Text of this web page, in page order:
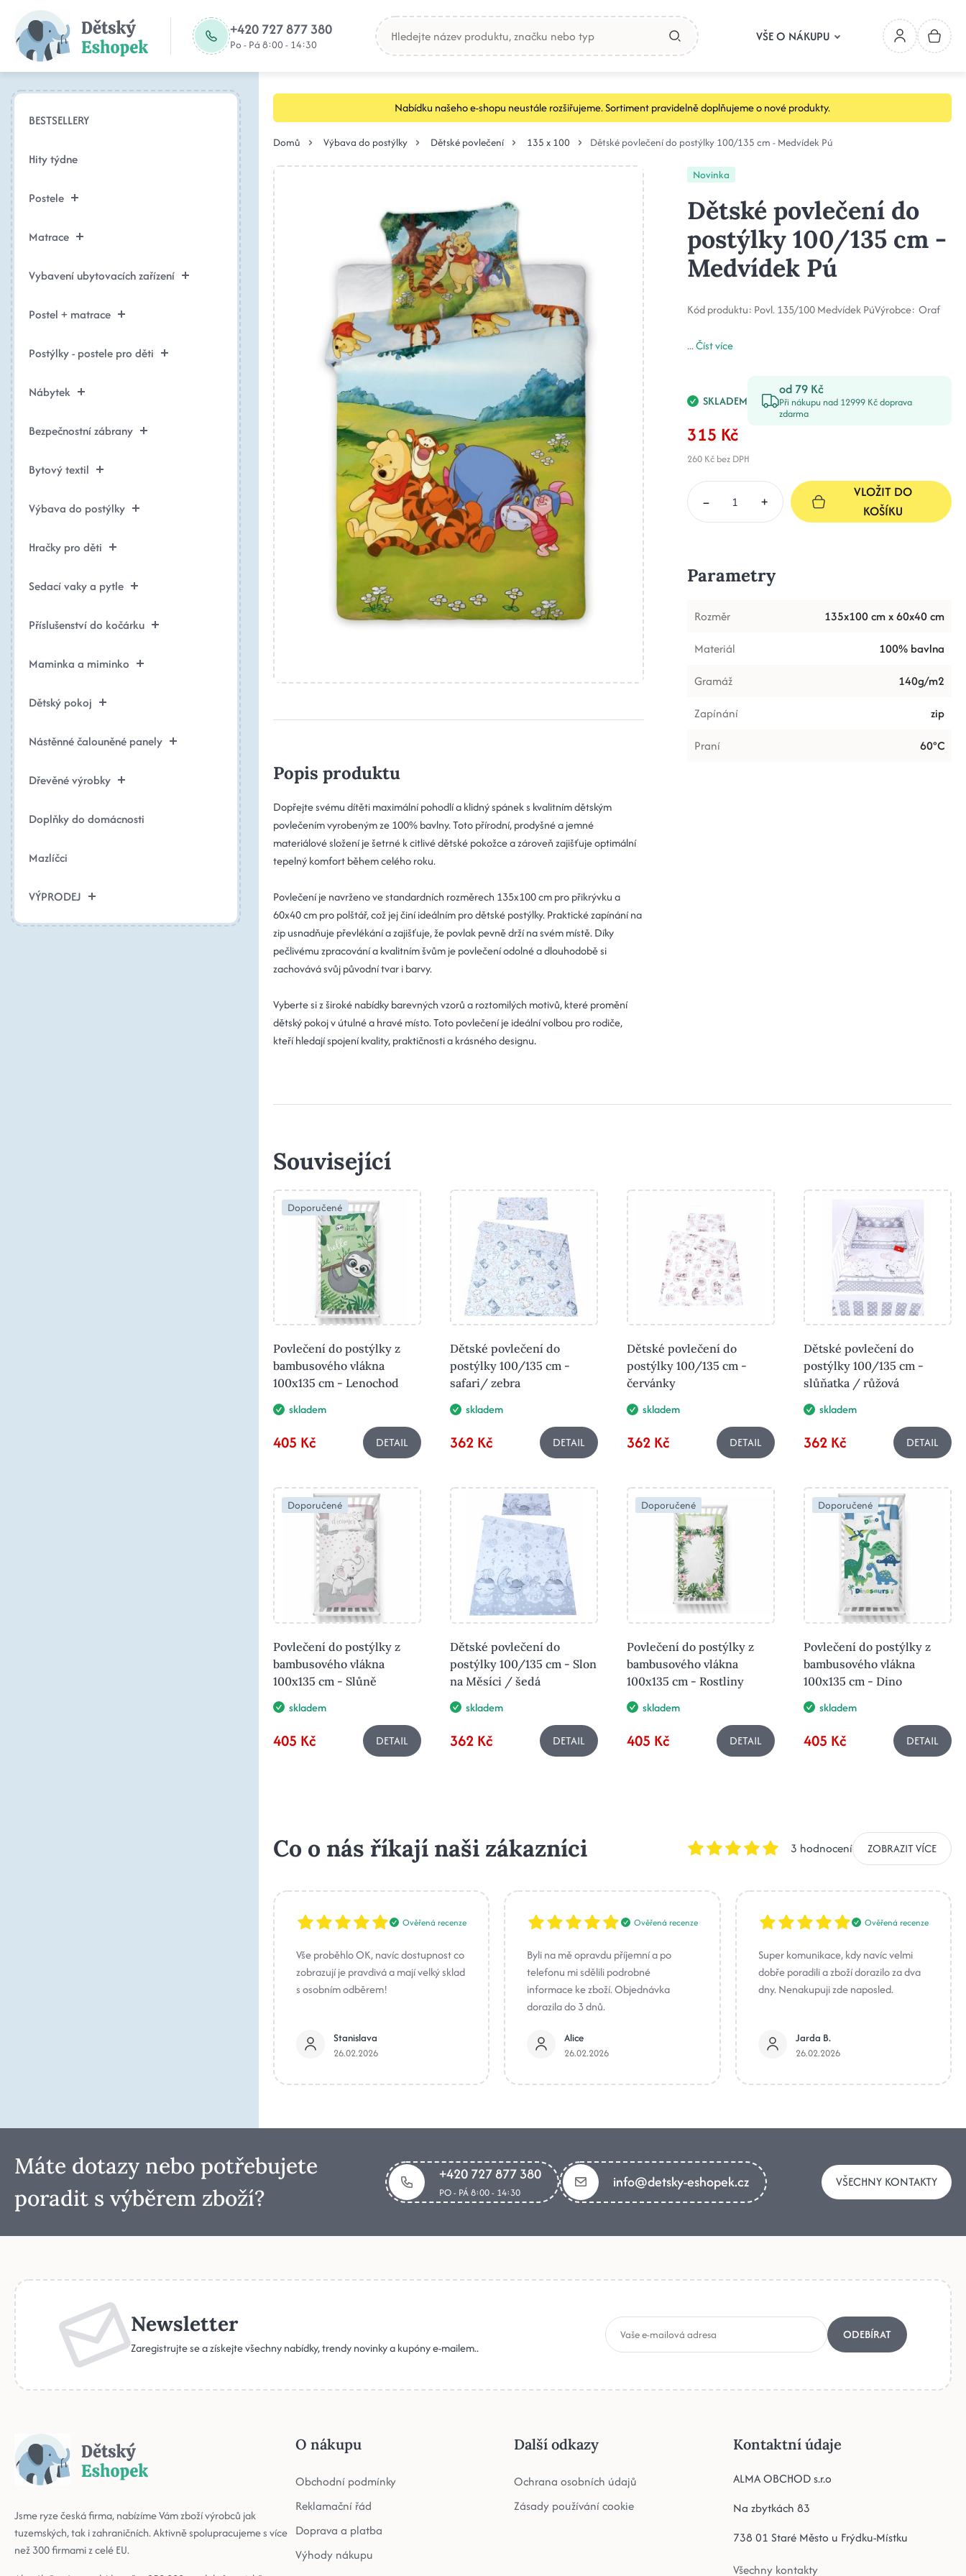
+420 727 877 380
Po - Pá 8:00 - 14:30
VŠE O NÁKUPU
BESTSELLERY
Hity týdne
Postele
Matrace
Vybavení ubytovacích zařízení
Postel + matrace
Postýlky - postele pro děti
Nábytek
Bezpečnostní zábrany
Bytový textil
Výbava do postýlky
Hračky pro děti
Sedací vaky a pytle
Příslušenství do kočárku
Maminka a miminko
Dětský pokoj
Nástěnné čalouněné panely
Dřevěné výrobky
Doplňky do domácnosti
Mazlíčci
VÝPRODEJ
Nabídku našeho e-shopu neustále rozšiřujeme. Sortiment pravidelně doplňujeme o nové produkty.
Domů Výbava do postýlky Dětské povlečení 135 x 100 Dětské povlečení do postýlky 100/135 cm - Medvídek Pú
Popis produktu
Dopřejte svému dítěti maximální pohodlí a klidný spánek s kvalitním dětským
povlečením vyrobeným ze 100% bavlny. Toto přírodní, prodyšné a jemné
materiálové složení je šetrné k citlivé dětské pokožce a zároveň zajišťuje optimální
tepelný komfort během celého roku.
Povlečení je navrženo ve standardních rozměrech 135x100 cm pro přikrývku a
60x40 cm pro polštář, což jej činí ideálním pro dětské postýlky. Praktické zapínání na
zip usnadňuje převlékání a zajišťuje, že povlak pevně drží na svém místě. Díky
pečlivému zpracování a kvalitním švům je povlečení odolné a dlouhodobě si
zachovává svůj původní tvar i barvy.
Vyberte si z široké nabídky barevných vzorů a roztomilých motivů, které promění
dětský pokoj v útulné a hravé místo. Toto povlečení je ideální volbou pro rodiče,
kteří hledají spojení kvality, praktičnosti a krásného designu.
Novinka
Dětské povlečení do
postýlky 100/135 cm -
Medvídek Pú
Kód produktu: Povl. 135/100 Medvídek PúVýrobce: Oraf
...Číst více
SKLADEM
od 79 Kč
Při nákupu nad 12999 Kč doprava
zdarma
315 Kč
260 Kčbez DPH
– +
VLOŽIT DO
KOŠÍKU
Parametry
Rozměr
135x100 cm x 60x40 cm
Materiál
100% bavlna
Gramáž
140g/m2
Zapínání
zip
Praní
60°C
Související
Doporučené
Povlečení do postýlky z
bambusového vlákna
100x135 cm - Lenochod
skladem
405 Kč DETAIL
Dětské povlečení do
postýlky 100/135 cm -
safari/ zebra
skladem
362 Kč DETAIL
Dětské povlečení do
postýlky 100/135 cm -
červánky
skladem
362 Kč DETAIL
Dětské povlečení do
postýlky 100/135 cm -
slůňatka / růžová
skladem
362 Kč DETAIL
Doporučené
Povlečení do postýlky z
bambusového vlákna
100x135 cm - Slůně
skladem
405 Kč DETAIL
Dětské povlečení do
postýlky 100/135 cm - Slon
na Měsíci / šedá
skladem
362 Kč DETAIL
Doporučené
Povlečení do postýlky z
bambusového vlákna
100x135 cm - Rostliny
skladem
405 Kč DETAIL
Doporučené
Povlečení do postýlky z
bambusového vlákna
100x135 cm - Dino
skladem
405 Kč DETAIL
Co o nás říkají naši zákazníci 3 hodnocení ZOBRAZIT VÍCE
Ověřená recenze
Vše proběhlo OK, navíc dostupnost co
zobrazují je pravdivá a mají velký sklad
s osobním odběrem!
Stanislava
26.02.2026
Ověřená recenze
Byli na mě opravdu příjemní a po
telefonu mi sdělili podrobné
informace ke zboží. Objednávka
dorazila do 3 dnů.
Alice
26.02.2026
Ověřená recenze
Super komunikace, kdy navíc velmi
dobře poradili a zboží dorazilo za dva
dny. Nenakupuji zde naposled.
Jarda B.
26.02.2026
Máte dotazy nebo potřebujete
poradit s výběrem zboží?
+420 727 877 380
PO - PÁ 8:00 - 14:30
info@detsky-eshopek.cz VŠECHNY KONTAKTY
Newsletter
Zaregistrujte se a získejte všechny nabídky, trendy novinky a kupóny e-mailem..
ODEBÍRAT
Jsme ryze česká firma, nabízíme Vám zboží výrobců jak
tuzemských, tak i zahraničních. Aktivně spolupracujeme s více
než 300 firmami z celé EU.
O nákupu
Obchodní podmínky
Reklamační řád
Doprava a platba
Výhody nákupu
Další odkazy
Ochrana osobních údajů
Zásady používání cookie
Kontaktní údaje
ALMA OBCHOD s.r.o
Na zbytkách 83
738 01 Staré Město u Frýdku-Místku
Všechny kontakty